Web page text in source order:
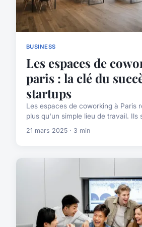
BUSINESS
Les espaces de
paris : la clé du
startups
Les espaces de coworking à Paris
plus qu'un simple lieu de travail. Ils
21 mars 2025 · 3 min